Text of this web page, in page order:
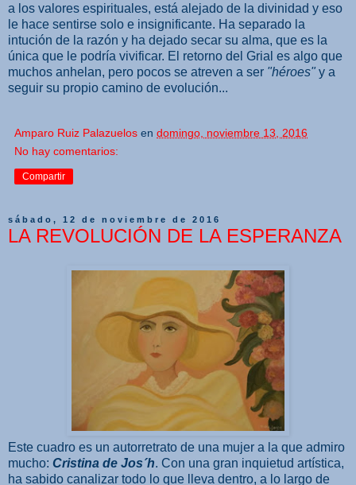
a los valores espirituales, está alejado de la divinidad y eso
le hace sentirse solo e insignificante. Ha separado la
intución de la razón y ha dejado secar su alma, que es la
única que le podría vivificar. El retorno del Grial es algo que
muchos anhelan, pero pocos se atreven a ser "héroes" y a
seguir su propio camino de evolución...
Amparo Ruiz Palazuelos en domingo, noviembre 13, 2016
No hay comentarios:
Compartir
sábado, 12 de noviembre de 2016
LA REVOLUCIÓN DE LA ESPERANZA
Este cuadro es un autorretrato de una mujer a la que admiro
mucho: Cristina de Jos´h. Con una gran inquietud artística,
ha sabido canalizar todo lo que lleva dentro, a lo largo de